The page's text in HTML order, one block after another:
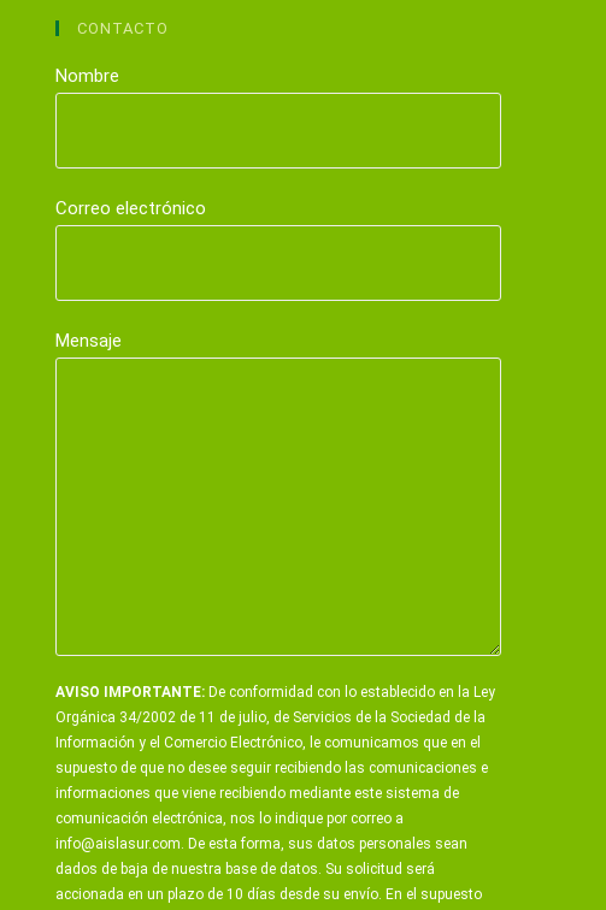
CONTACTO
Nombre
Correo electrónico
Mensaje
AVISO IMPORTANTE:De conformidad con lo establecido en la Ley
Orgánica 34/2002 de 11 de julio, de Servicios de la Sociedad de la
Información y el Comercio Electrónico, le comunicamos que en el
supuesto de que no desee seguir recibiendo las comunicaciones e
informaciones que viene recibiendo mediante este sistema de
comunicación electrónica, nos lo indique por correo a
info@aislasur.com. De esta forma, sus datos personales sean
dados de baja de nuestra base de datos. Su solicitud será
accionada en un plazo de 10 días desde su envío. En el supuesto